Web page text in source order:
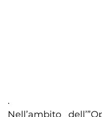
.
Nell’ambito